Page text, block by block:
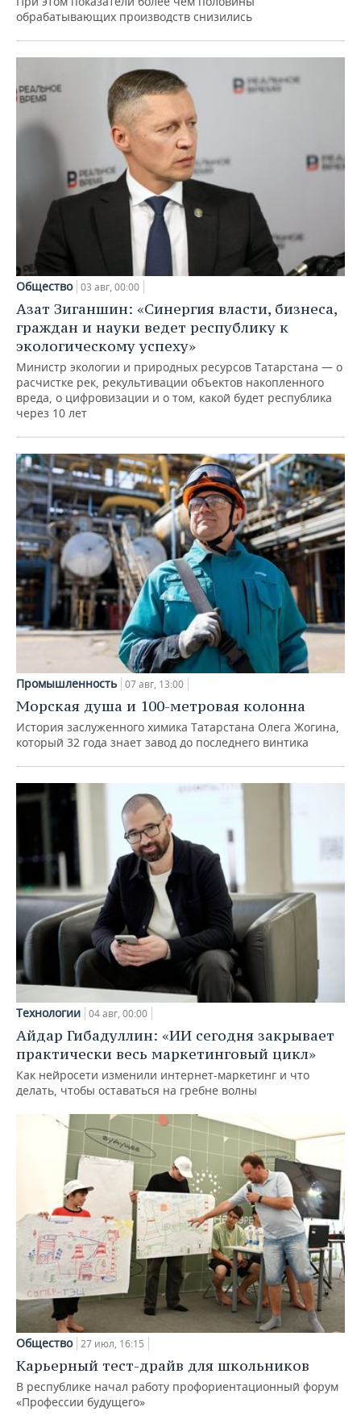
обрабатывающих производств снизились
Общество 03 авг, 00:00
Азат Зиганшин: «Синергия власти, бизнеса,
граждан и науки ведет республику к
экологическому успеху»
Министр экологии и природных ресурсов Татарстана — о
расчистке рек, рекультивации объектов накопленного
вреда, о цифровизации и о том, какой будет республика
через 10 лет
Промышленность 07 авг, 13:00
Морская душа и 100-метровая колонна
История заслуженного химика Татарстана Олега Жогина,
который 32 года знает завод до последнего винтика
Технологии 04 авг, 00:00
Айдар Гибадуллин: «ИИ сегодня закрывает
практически весь маркетинговый цикл»
Как нейросети изменили интернет-маркетинг и что
делать, чтобы оставаться на гребне волны
Общество 27 июл, 16:15
Карьерный тест-драйв для школьников
В республике начал работу профориентационный форум
«Профессии будущего»